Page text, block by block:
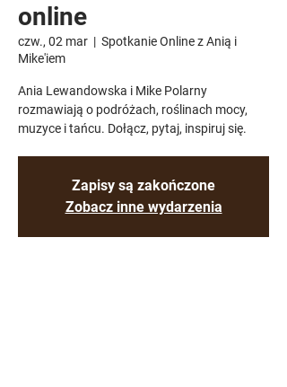
online
czw., 02 mar
  |
Spotkanie Online z Anią i
Mike'iem
Ania Lewandowska i Mike Polarny
rozmawiają o podróżach, roślinach mocy,
muzyce i tańcu. Dołącz, pytaj, inspiruj się.
Zapisy są zakończone
Zobacz inne wydarzenia